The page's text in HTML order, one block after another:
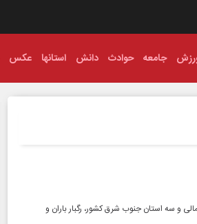
جامعه حوادث دانش استانها عکس
۷ استان واقع در نوار شمالی و سه استان جنوب شرق کشور، رگبار باران و